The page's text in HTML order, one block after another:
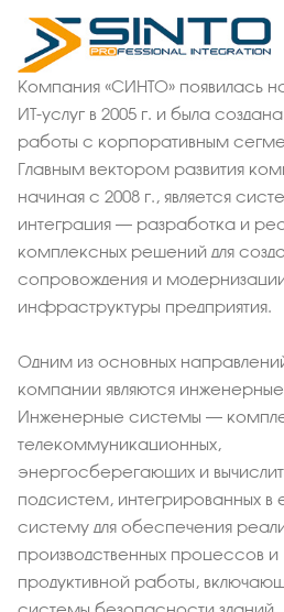
Компания «СИНТО» появилась
ИТ-услуг в 2005 г. и была создана
работы с корпоративным
Главным вектором развития
начиная с 2008 г., является
интеграция – разработка и
комплексных решений для
сопровождения и
инфраструктуры предприятия.
Одним из основных
компании являются
Инженерные системы –
телекоммуникационных,
энергосберегающих и
подсистем, интегрированных в
систему для обеспечения
производственных процессов и
продуктивной работы,